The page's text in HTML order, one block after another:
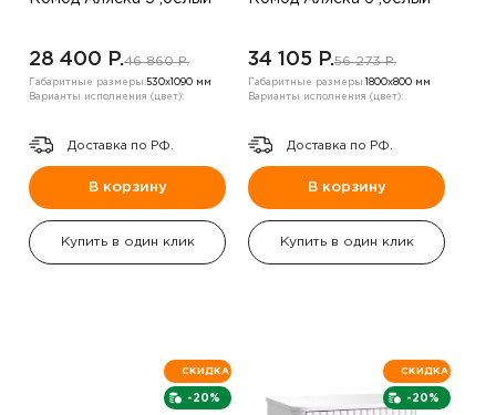
28 400 P.46 860 P.
Габаритные размеры:530х1090 мм
Варианты исполнения (цвет):
Доставка по РФ.
В корзину
Купить в один клик
34 105 P.56 273 P.
Габаритные размеры: 1800х800 мм
Варианты исполнения (цвет):
Доставка по РФ.
В корзину
Купить в один клик
-20%
СКИДКА
-20%
СКИДКА